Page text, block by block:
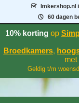
Imkershop.nl
60 dagen
10% korting op
Broedkamers,
met
Geldig t/m